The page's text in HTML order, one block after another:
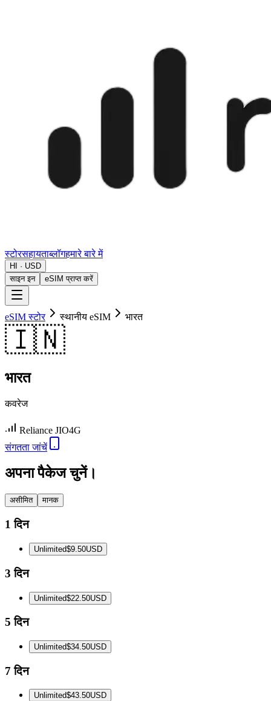
स्टोरसहायताब्लॉगहमारे बारे में
HI · USD
साइन इन
eSIM प्राप्त करें
eSIM स्टोर स्थानीय eSIM भारत
🇮🇳
भारत
कवरेज
Reliance JIO4G
संगतता जांचें
अपना पैकेज चुनें।
असीमित मानक
1 दिन
Unlimited$9.50USD
3 दिन
Unlimited$22.50USD
5 दिन
Unlimited$34.50USD
7 दिन
Unlimited$43.50USD